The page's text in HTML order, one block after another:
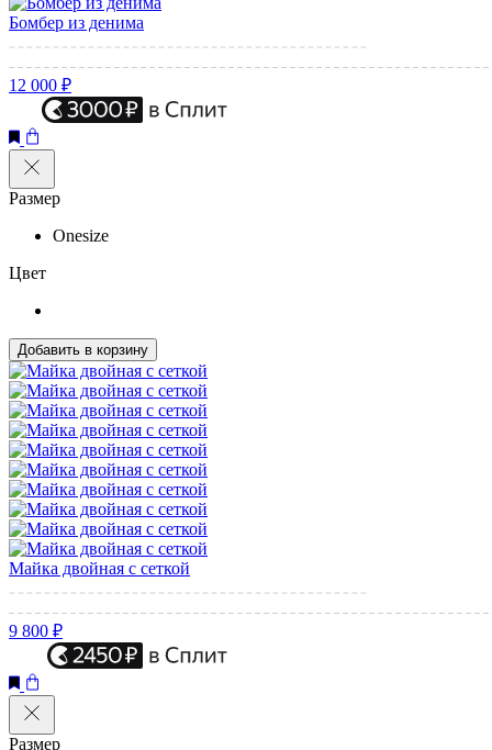
Бомбер из денима
12 000 ₽
Размер
Onesize
Цвет
Добавить в корзину
Майка двойная с сеткой
9 800 ₽
Размер